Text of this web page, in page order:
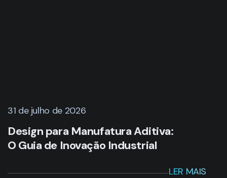
31 de julho de 2026
Design para Manufatura Aditiva:
O Guia de Inovação Industrial
LER MAIS